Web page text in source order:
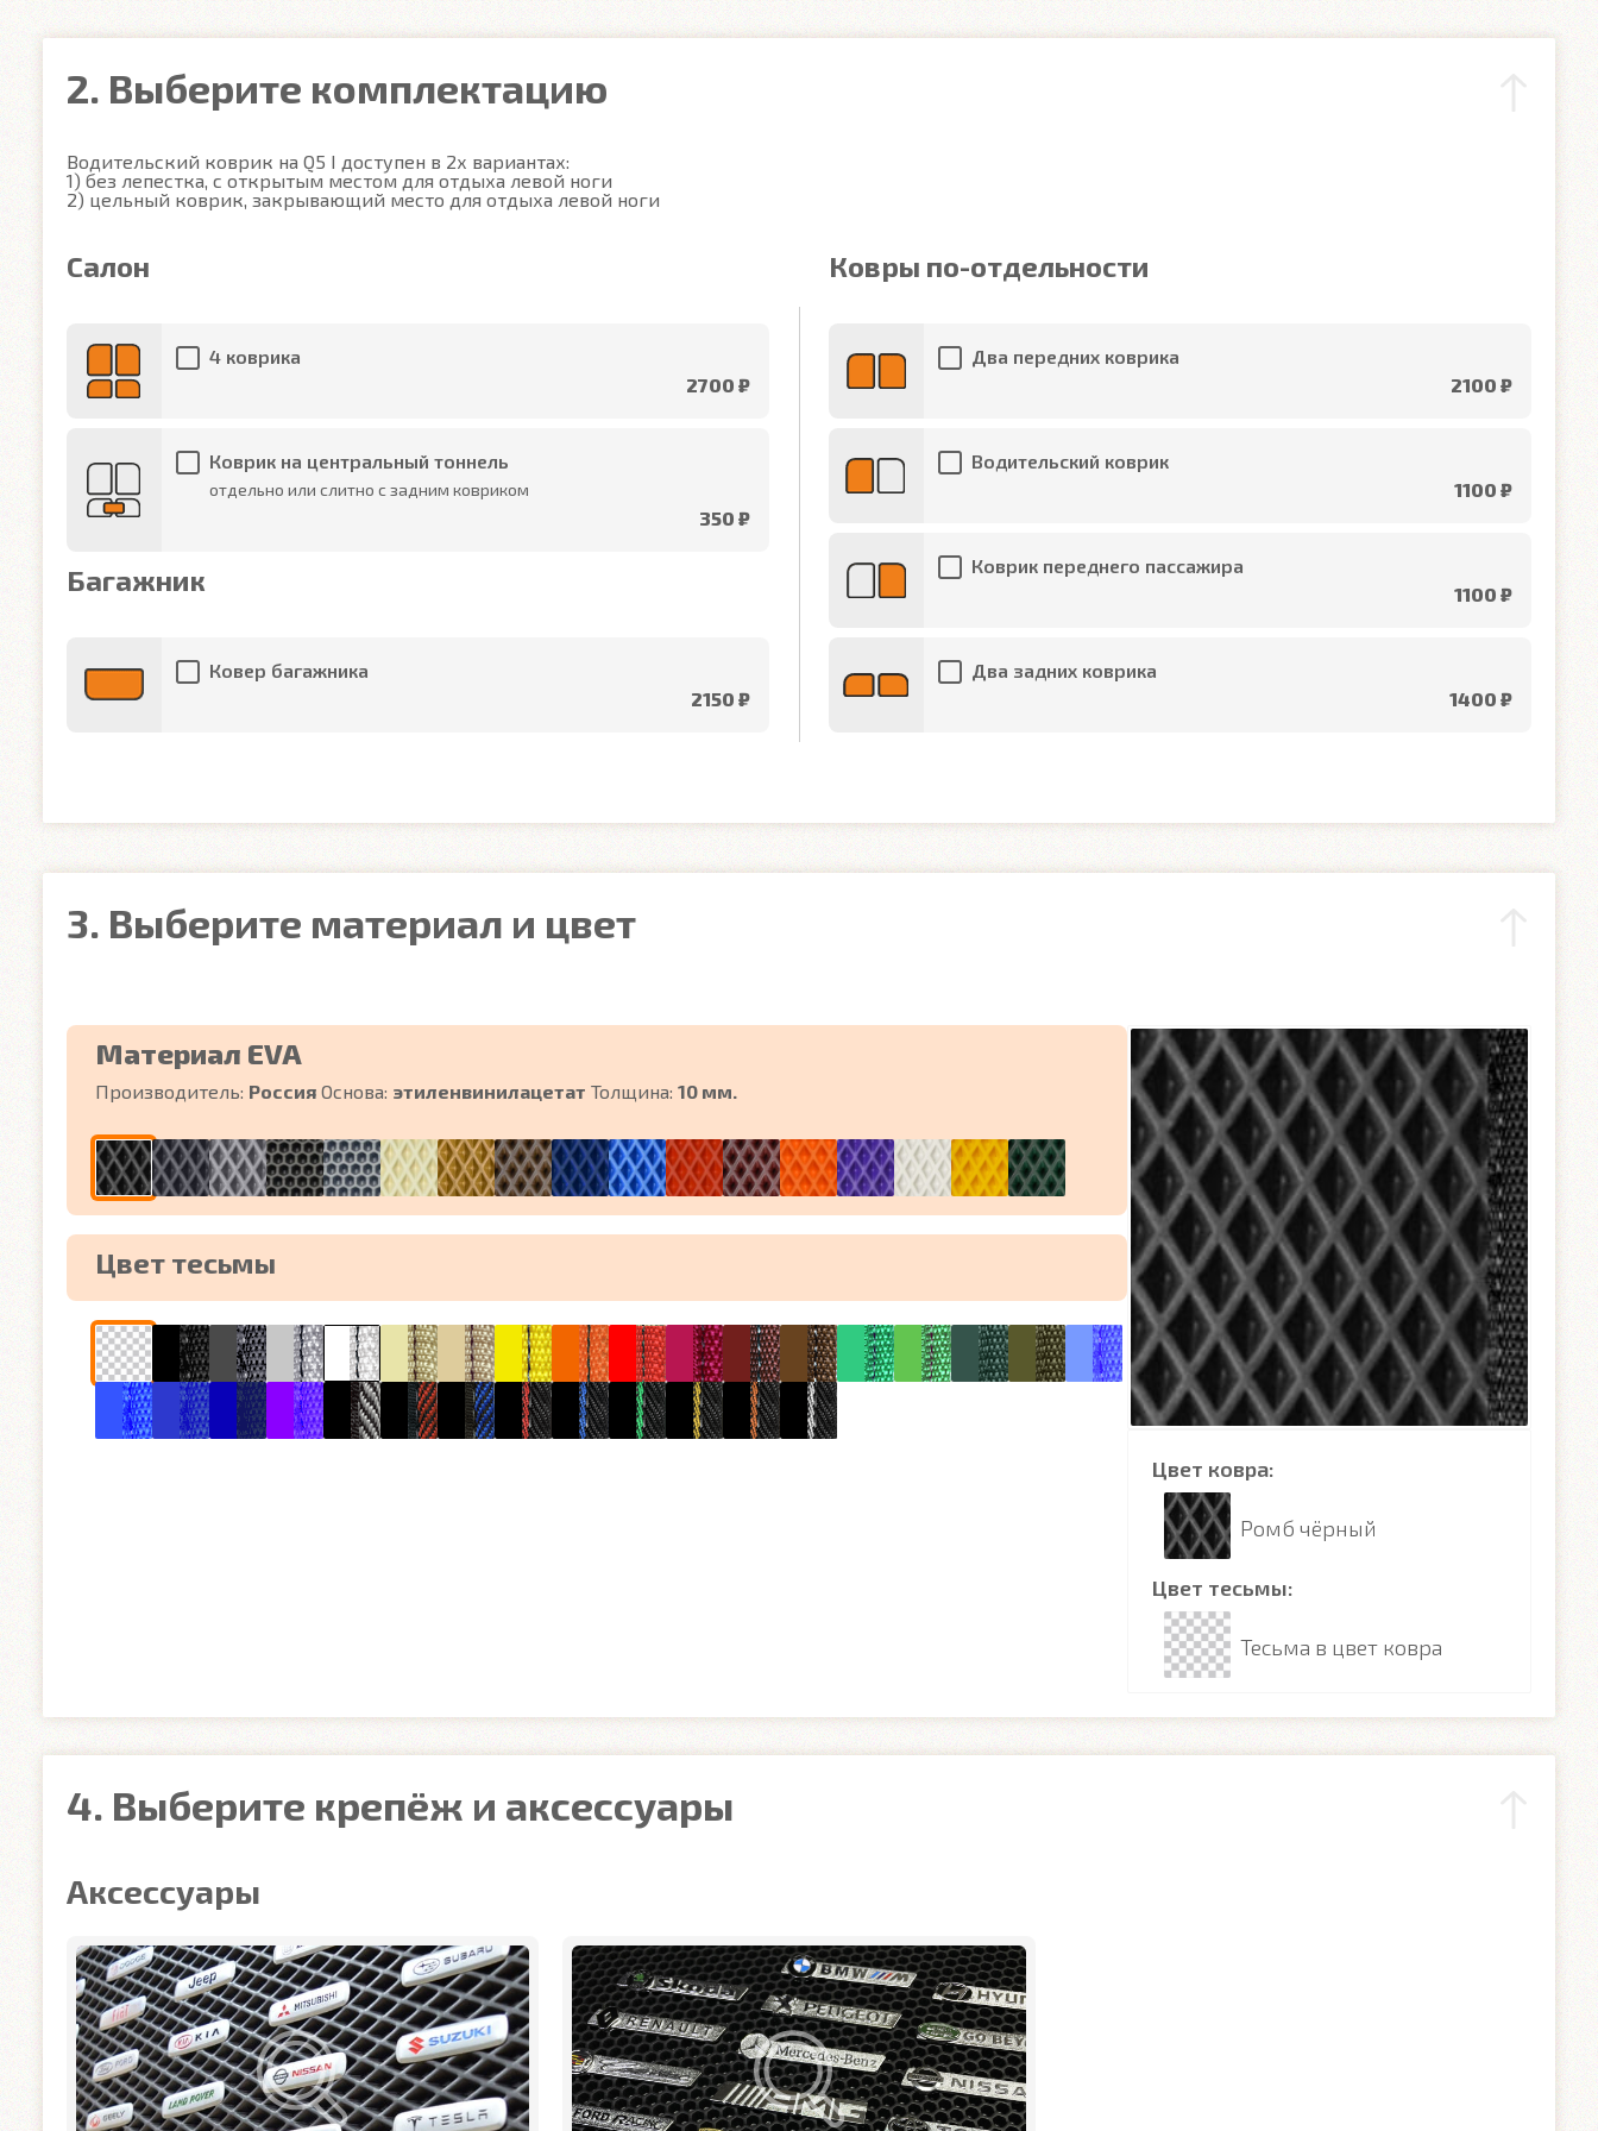
2. Выберите комплектацию
Водительский коврик на Q5 I доступен в 2х вариантах:
1) без лепестка, с открытым местом для отдыха левой ноги
2) цельный коврик, закрывающий место для отдыха левой ноги
Салон
4 коврика
2700 ₽
Коврик на центральный тоннель
отдельно или слитно с задним ковриком
350 ₽
Багажник
Ковер багажника
2150 ₽
Ковры по-отдельности
Два передних коврика
2100 ₽
Водительский коврик
1100 ₽
Коврик переднего пассажира
1100 ₽
Два задних коврика
1400 ₽
3. Выберите материал и цвет
Материал EVA
Производитель: Россия Основа: этиленвинилацетат Толщина: 10 мм.
Цвет тесьмы
Цвет ковра:
Ромб чёрный
Цвет тесьмы:
Тесьма в цвет ковра
4. Выберите крепёж и аксессуары
Аксессуары